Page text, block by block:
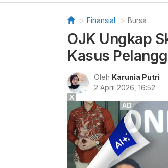
Finansial Bursa
OJK Ungkap
Kasus
Oleh Karunia Putri
2 April 2026, 16:52
X